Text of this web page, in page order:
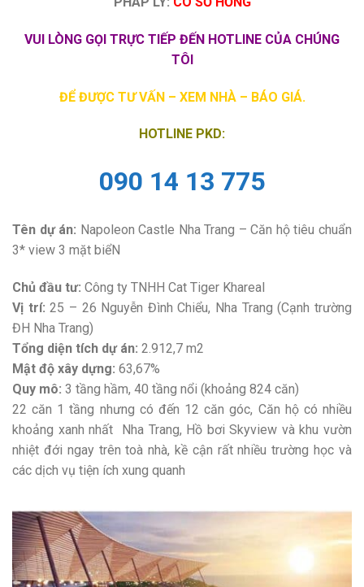
VUI LÒNG GỌI TRỰC TIẾP ĐẾN HOTLINE CỦA CHÚNG
TÔI
ĐỂ ĐƯỢC TƯ VẤN – XEM NHÀ – BÁO GIÁ.
HOTLINE PKD:
090 14 13 775
Tên dự án: Napoleon Castle Nha Trang – Căn hộ tiêu chuẩn
3* view 3 mặt biểN
Chủ đầu tư: Công ty TNHH Cat Tiger Khareal
Vị trí: 25 – 26 Nguyễn Đình Chiểu, Nha Trang (Cạnh trường
ĐH Nha Trang)
Tổng diện tích dự án: 2.912,7 m2
Mật độ xây dựng: 63,67%
Quy mô: 3 tầng hầm, 40 tầng nổi (khoảng 824 căn)
22 căn 1 tầng nhưng có đến 12 căn góc, Căn hộ có nhiều
khoảng xanh nhất Nha Trang, Hồ bơi Skyview và khu vườn
nhiệt đới ngay trên toà nhà, kề cận rất nhiều trường học và
các dịch vụ tiện ích xung quanh